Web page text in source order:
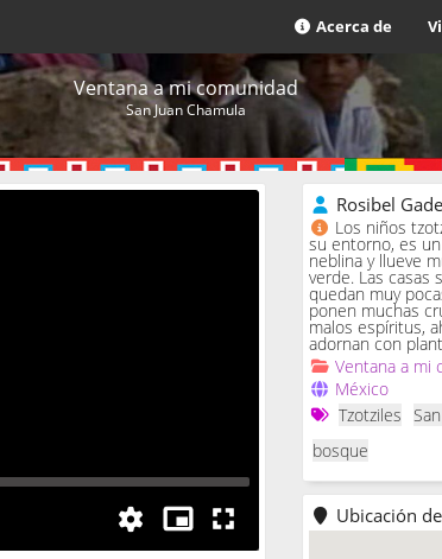
Acerca de
Ventana a mi comunidad
San Juan Chamula
Rosibel
Los niños
su entorno, es
neblina y llueve
verde. Las casas
quedan muy
ponen muchas
malos espíritus,
adornan con
Ventana a mi
México
Tzotziles
bosque
Ubicación